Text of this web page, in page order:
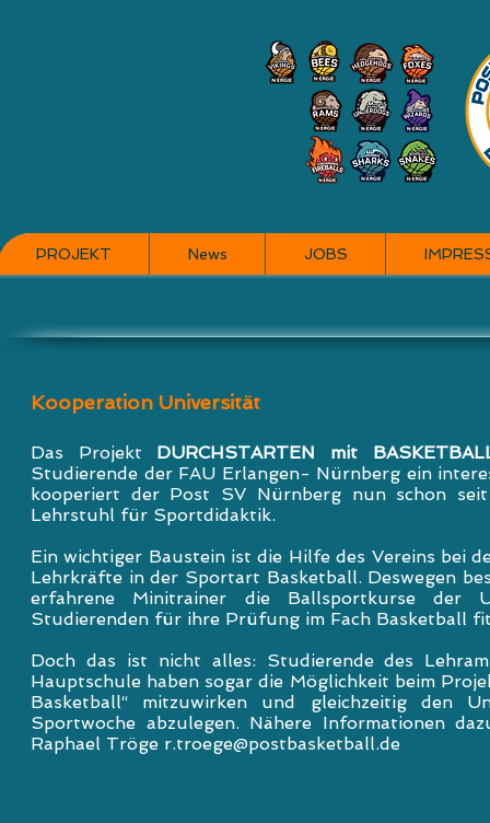
PROJEKT News JOBS
Kooperation Universität
Das Projekt DURCHSTARTEN mit
Studierende der FAU Erlangen- Nürnberg ein
kooperiert der Post SV Nürnberg nun schon
Lehrstuhl für Sportdidaktik.
Ein wichtiger Baustein ist die Hilfe des Vereins bei
Lehrkräfte in der Sportart Basketball. Deswegen
erfahrene Minitrainer die Ballsportkurse der
Studierenden für ihre Prüfung im Fach Basketball
Doch das ist nicht alles: Studierende des
Hauptschule haben sogar die Möglichkeit beim
Basketball“ mitzuwirken und gleichzeitig den
Sportwoche abzulegen. Nähere Informationen
Raphael Tröge r.troege@postbasketball.de